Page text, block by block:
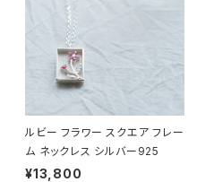
ルビー フラワー スクエア フレー
ム ネックレス シルバー925
¥13,800